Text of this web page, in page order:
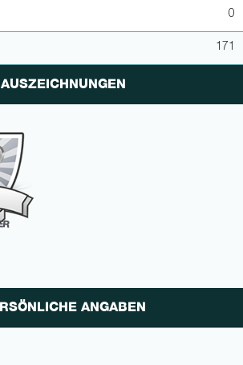
0
171
AUSZEICHNUNGEN
R
ANGABEN